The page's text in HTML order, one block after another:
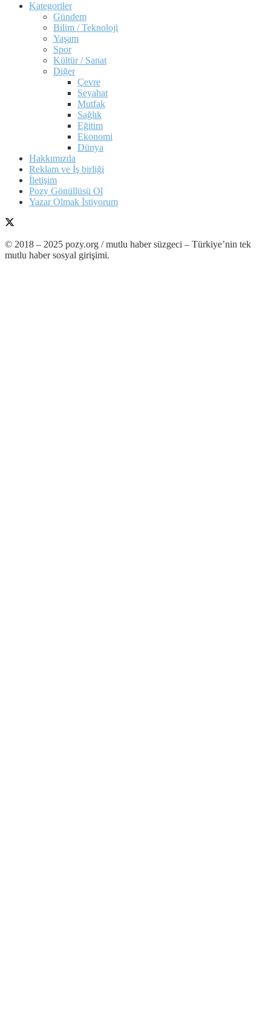
Kategoriler
Gündem
Bilim / Teknoloji
Yaşam
Spor
Kültür / Sanat
Diğer
Çevre
Seyahat
Mutfak
Sağlık
Eğitim
Ekonomi
Dünya
Hakkımızda
Reklam ve İş birliği
İletişim
Pozy Gönüllüsü Ol
Yazar Olmak İstiyorum
© 2018 – 2025 pozy.org / mutlu haber süzgeci – Türkiye’nin tek
mutlu haber sosyal girişimi.